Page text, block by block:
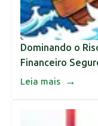
Dominando o
Financeiro
Leia mais →